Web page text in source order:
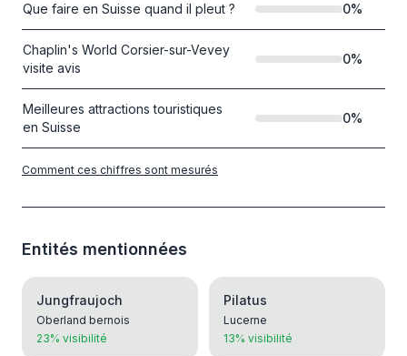
Que faire en Suisse quand il pleut ? 0%
Chaplin's World Corsier-sur-Vevey
visite avis
0%
Meilleures attractions touristiques
en Suisse
0%
Comment ces chiffres sont mesurés
Entités mentionnées
Jungfraujoch
Oberland bernois
23% visibilité
Pilatus
Lucerne
13% visibilité